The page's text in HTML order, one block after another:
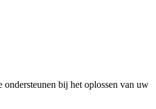
bij het oplossen van uw